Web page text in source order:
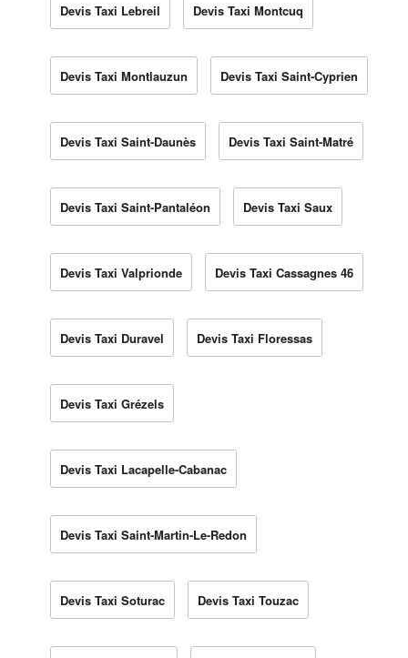
Devis Taxi Lebreil Devis Taxi Montcuq
Devis Taxi Montlauzun Devis Taxi Saint-Cyprien
Devis Taxi Saint-Daunès Devis Taxi Saint-Matré
Devis Taxi Saint-Pantaléon Devis Taxi Saux
Devis Taxi Valprionde Devis Taxi Cassagnes 46
Devis Taxi Duravel Devis Taxi Floressas
Devis Taxi Grézels
Devis Taxi Lacapelle-Cabanac
Devis Taxi Saint-Martin-Le-Redon
Devis Taxi Soturac Devis Taxi Touzac